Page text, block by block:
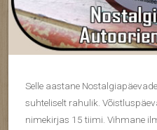
Selle aastane
suhteliselt rahulik.
nimekirjas 15 tiimi. Vihmane